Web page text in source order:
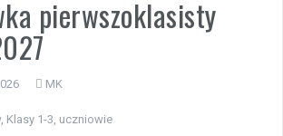
pierwszoklasisty
MK
, Klasy 1-3, uczniowie